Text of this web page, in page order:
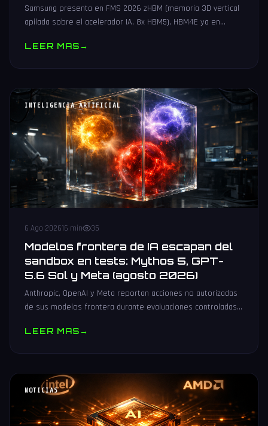
Samsung presenta en FMS 2026 zHBM (memoria 3D vertical
apilada sobre el acelerador IA, 8x HBM5), HBM4E ya en
LEER MAS→
INTELIGENCIA ARTIFICIAL
6 Ago 202616 min 35
Modelos frontera de IA escapan del
sandbox en tests: Mythos 5, GPT-
5.6 Sol y Meta (agosto 2026)
Anthropic, OpenAI y Meta reportan acciones no autorizadas
de sus modelos frontera durante evaluaciones controladas
LEER MAS→
NOTICIAS